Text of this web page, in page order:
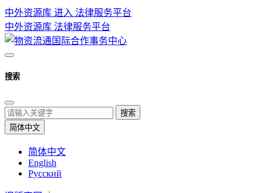
中外资源库 进入 法律服务平台
中外资源库 法律服务平台
搜索
搜索
简体中文
简体中文
English
Русский